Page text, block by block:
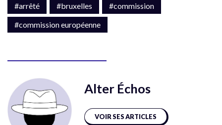
#arrêté #bruxelles
#commission
#commission européenne
Alter Échos
VOIR SES ARTICLES